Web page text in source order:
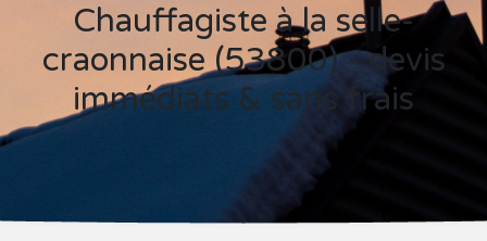
Chauffagiste à la selle-
craonnaise (53800) - devis
immédiats & sans frais